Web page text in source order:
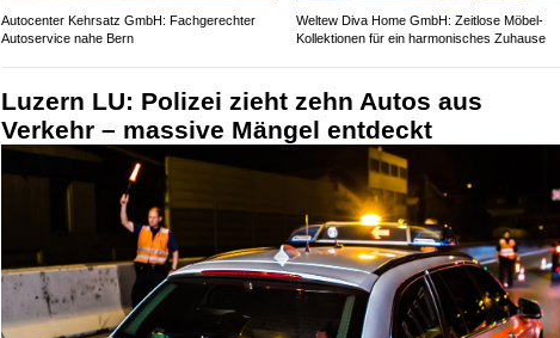
Autocenter Kehrsatz GmbH: Fachgerechter
Autoservice nahe Bern
Weltew Diva Home GmbH: Zeitlose Möbel-
Kollektionen für ein harmonisches Zuhause
Luzern LU: Polizei zieht zehn Autos aus
Verkehr – massive Mängel entdeckt